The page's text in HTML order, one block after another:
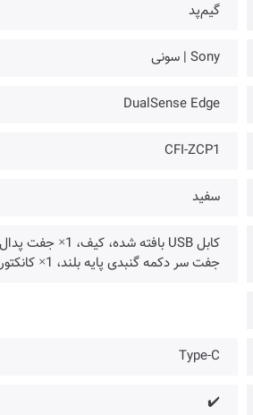
گیم‌پد
Sony | سونی
DualSense Edge
CFI-ZCP1
سفید
جفت سر دکمه گنبدی پایه بلند، 1× کانکتور هاوسینگ، دفترچه راهنما
Type-C
✔️